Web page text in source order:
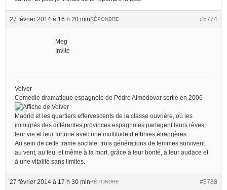
27 février 2014 à 16 h 20 min #5774
RÉPONDRE
Meg
Invité
Volver
Comedie dramatique espagnole de Pedro Almodovar sortie en 2006
Madrid et les quartiers effervescents de la classe ouvrière, où les
immigrés des différentes provinces espagnoles partagent leurs rêves,
leur vie et leur fortune avec une multitude d’ethnies étrangères.
Au sein de cette trame sociale, trois générations de femmes survivent
au vent, au feu, et même à la mort, grâce à leur bonté, à leur audace et
à une vitalité sans limites.
27 février 2014 à 17 h 30 min #5788
RÉPONDRE